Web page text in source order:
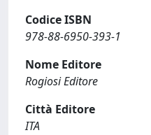
Codice ISBN
978-88-6950-393-1
Nome Editore
Rogiosi Editore
Città Editore
ITA